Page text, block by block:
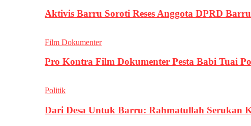
Aktivis Barru Soroti Reses Anggota DPRD
Film Dokumenter
Pro Kontra Film Dokumenter Pesta Babi Tuai
Politik
Dari Desa Untuk Barru: Rahmatullah